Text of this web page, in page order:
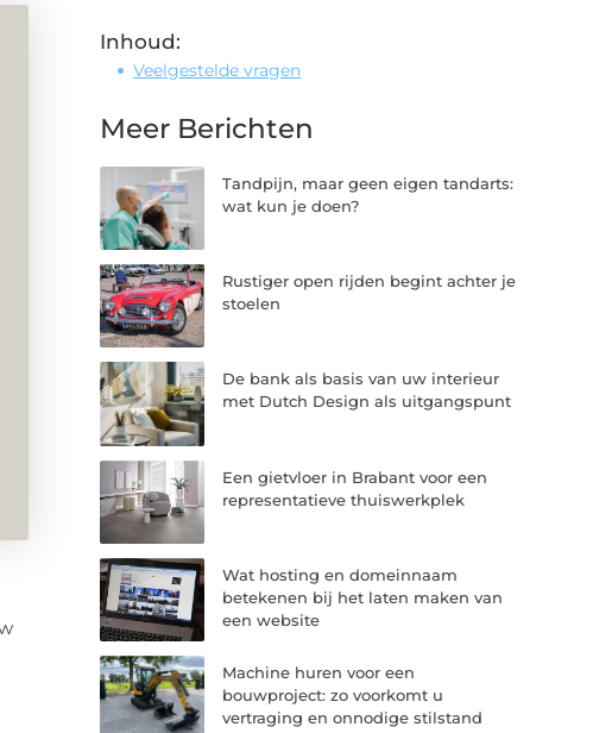
Inhoud:
Veelgestelde vragen
Meer Berichten
Tandpijn, maar geen eigen tandarts:
wat kun je doen?
Rustiger open rijden begint achter je
stoelen
De bank als basis van uw interieur
met Dutch Design als uitgangspunt
Een gietvloer in Brabant voor een
representatieve thuiswerkplek
Wat hosting en domeinnaam
betekenen bij het laten maken van
een website
Machine huren voor een
bouwproject: zo voorkomt u
vertraging en onnodige stilstand